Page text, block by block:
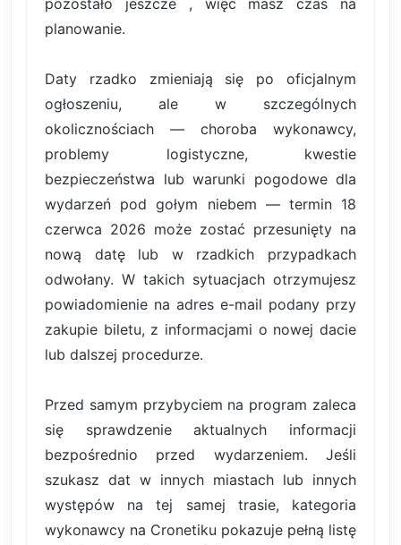
pozostało jeszcze , więc masz czas na
planowanie.
Daty rzadko zmieniają się po oficjalnym
ogłoszeniu, ale w szczególnych
okolicznościach — choroba wykonawcy,
problemy logistyczne, kwestie
bezpieczeństwa lub warunki pogodowe dla
wydarzeń pod gołym niebem — termin 18
czerwca 2026 może zostać przesunięty na
nową datę lub w rzadkich przypadkach
odwołany. W takich sytuacjach otrzymujesz
powiadomienie na adres e-mail podany przy
zakupie biletu, z informacjami o nowej dacie
lub dalszej procedurze.
Przed samym przybyciem na program zaleca
się sprawdzenie aktualnych informacji
bezpośrednio przed wydarzeniem. Jeśli
szukasz dat w innych miastach lub innych
występów na tej samej trasie, kategoria
wykonawcy na Cronetiku pokazuje pełną listę